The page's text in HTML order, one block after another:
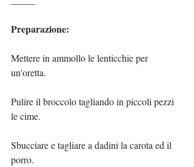
Preparazione:
Mettere in ammollo le lenticchie per
un'oretta.
Pulire il broccolo tagliando in piccoli pezzi
le cime.
Sbucciare e tagliare a dadini la carota ed il
porro.